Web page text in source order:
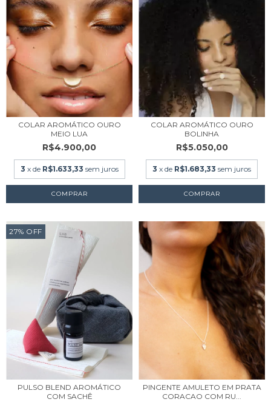
COLAR AROMÁTICO OURO
MEIO LUA
R$4.900,00
3 x de R$1.633,33 sem juros
COLAR AROMÁTICO OURO
BOLINHA
R$5.050,00
3 x de R$1.683,33 sem juros
27% OFF
PULSO BLEND AROMÁTICO
COM SACHÊ
PINGENTE AMULETO EM PRATA
CORACAO COM RU...